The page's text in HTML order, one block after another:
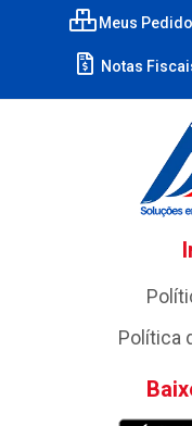
Meus
Notas
Política